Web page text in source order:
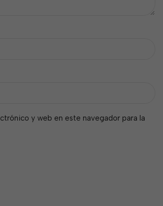
y web en este navegador para la